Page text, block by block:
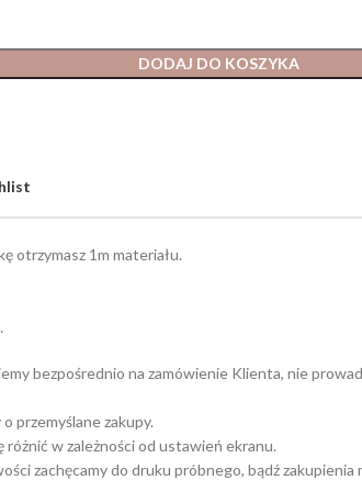
DODAJ DO KOSZYKA
otrzymasz 1m materiału.
bezpośrednio na zamówienie Klienta, nie
przemyślane zakupy.
różnić w zależności od ustawień ekranu.
zachęcamy do druku próbnego, bądź zakupienia